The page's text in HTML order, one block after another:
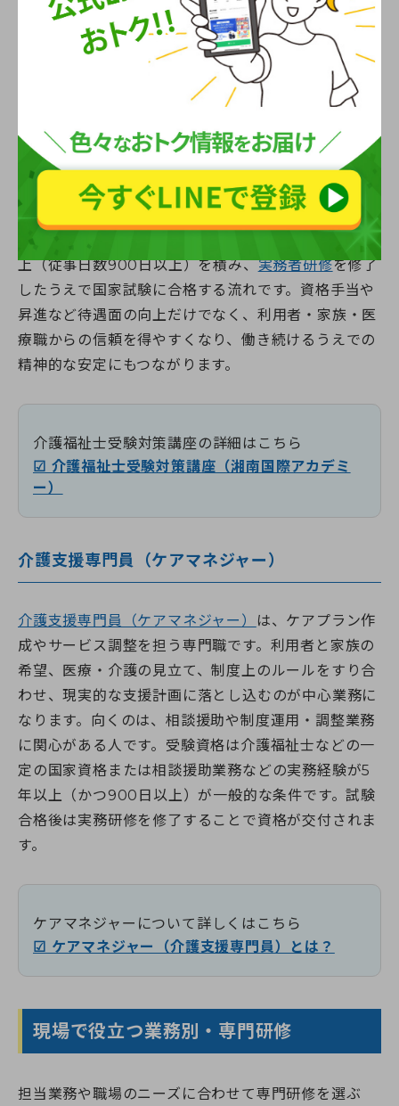
たい」のかを先に決めると、学ぶ内容が線でつながり
介護福祉士は、介護職の代表的な国家資格です。単に
介助ができるだけでなく、状態観察・根拠ある記録・
チーム内での共有・後輩指導など、現場の質を底上げ
する役割を求められます。一般的には実務経験3年以
上（従事日数900日以上）を積み、実務者研修を修了
したうえで国家試験に合格する流れです。資格手当や
昇進など待遇面の向上だけでなく、利用者・家族・医
療職からの信頼を得やすくなり、働き続けるうえでの
精神的な安定にもつながります。
介護福祉士受験対策講座の詳細はこちら
☑ 介護福祉士受験対策講座（湘南国際アカデミ
ー）
介護支援専門員（ケアマネジャー）
介護支援専門員（ケアマネジャー）
は、ケアプラン作
成やサービス調整を担う専門職です。利用者と家族の
希望、医療・介護の見立て、制度上のルールをすり合
わせ、現実的な支援計画に落とし込むのが中心業務に
なります。向くのは、相談援助や制度運用・調整業務
に関心がある人です。受験資格は介護福祉士などの一
定の国家資格または相談援助業務などの実務経験が5
年以上（かつ900日以上）が一般的な条件です。試験
合格後は実務研修を修了することで資格が交付されま
す。
ケアマネジャーについて詳しくはこちら
☑ ケアマネジャー（介護支援専門員）とは？
現場で役立つ業務別・専門研修
担当業務や職場のニーズに合わせて専門研修を選ぶ